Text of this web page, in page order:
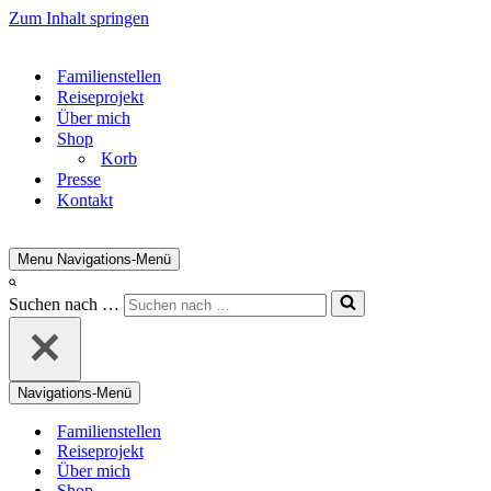
Zum Inhalt springen
Familienstellen
Reiseprojekt
Über mich
Shop
Korb
Presse
Kontakt
Menu Navigations-Menü
Suchen nach …
Navigations-Menü
Familienstellen
Reiseprojekt
Über mich